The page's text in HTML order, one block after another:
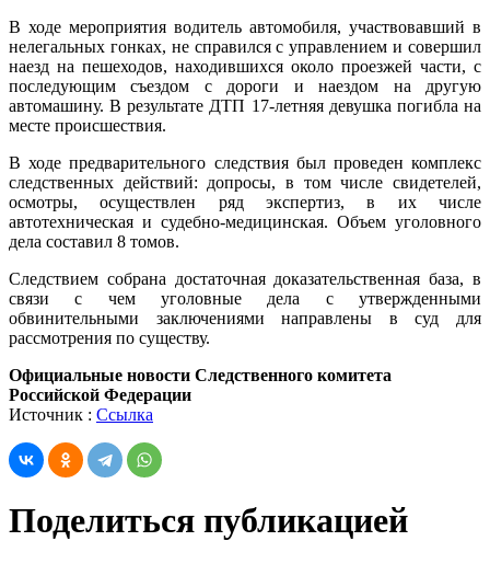
В ходе мероприятия водитель автомобиля, участвовавший в
нелегальных гонках, не справился с управлением и совершил
наезд на пешеходов, находившихся около проезжей части, с
последующим съездом с дороги и наездом на другую
автомашину. В результате ДТП 17-летняя девушка погибла на
месте происшествия.
В ходе предварительного следствия был проведен комплекс
следственных действий: допросы, в том числе свидетелей,
осмотры, осуществлен ряд экспертиз, в их числе
автотехническая и судебно-медицинская. Объем уголовного
дела составил 8 томов.
Следствием собрана достаточная доказательственная база, в
связи с чем уголовные дела с утвержденными
обвинительными заключениями направлены в суд для
рассмотрения по существу.
Официальные новости Следственного комитета
Российской Федерации
Источник : Ссылка
Поделиться публикацией